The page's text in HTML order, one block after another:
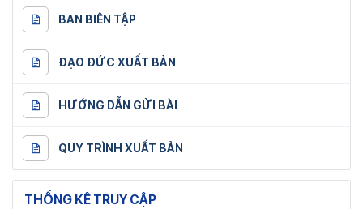
BAN BIÊN TẬP
ĐẠO ĐỨC XUẤT BẢN
HƯỚNG DẪN GỬI BÀI
QUY TRÌNH XUẤT BẢN
THỐNG KÊ TRUY CẬP